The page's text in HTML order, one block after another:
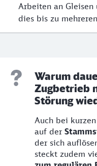
Arbeiten an
dies bis zu
Warum
Zugbetrieb
Störung
Auch bei
auf der
der sich
steckt zudem